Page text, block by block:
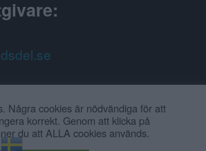
Några cookies är nödvändiga för att
korrekt. Genom att klicka på
du att ALLA cookies används.